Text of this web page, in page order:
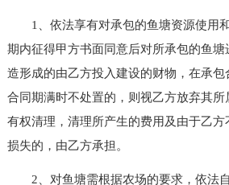
1、依法享有对承包的鱼塘资源使用
期内征得甲方书面同意后对所承包的鱼
造形成的由乙方投入建设的财物，在承包
合同期满时不处置的，则视乙方放弃其
有权清理，清理所产生的费用及由于乙
损失的，由乙方承担。
2、对鱼塘需根据农场的要求，依法自